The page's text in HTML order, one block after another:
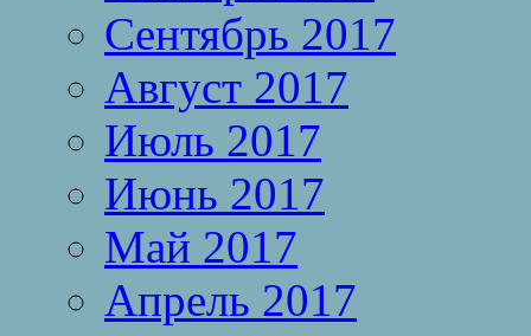
Сентябрь 2017
Август 2017
Июль 2017
Июнь 2017
Май 2017
Апрель 2017